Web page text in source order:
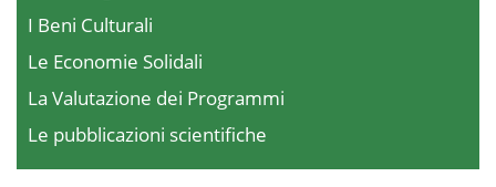
I Beni Culturali
Le Economie Solidali
La Valutazione dei Programmi
Le pubblicazioni scientifiche